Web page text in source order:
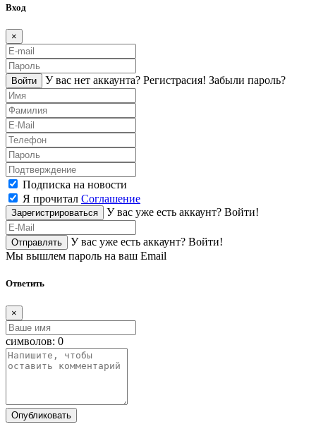
Вход
×
Войти У вас нет аккаунта? Регистраcия! Забыли пароль?
Подписка на новости
Я прочитал Соглашение
Зарегистрироваться У вас уже есть аккаунт? Войти!
Отправлять У вас уже есть аккаунт? Войти!
Мы вышлем пароль на ваш Email
Ответить
×
символов: 0
Опубликовать